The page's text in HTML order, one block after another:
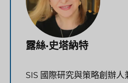
露絲·史塔納特
SIS 國際研究與策略創辦